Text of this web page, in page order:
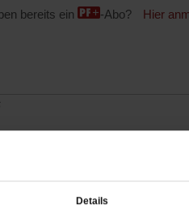
Details
bereits ein -Abo? Hier